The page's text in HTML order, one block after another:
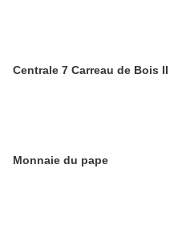
Centrale 7 Carreau de Bois II
Monnaie du pape